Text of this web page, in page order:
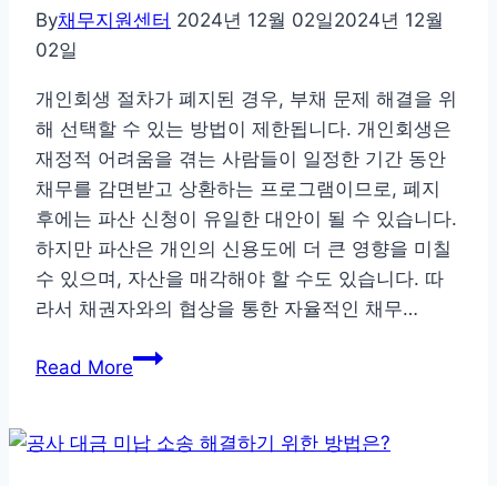
르
가
지
핵
심
기
준
과
절
By채무지원센터 2024년 12월 02일2024년 12월
02일
개인회생 절차가 폐지된 경우, 부채 문제 해결을 위
해 선택할 수 있는 방법이 제한됩니다. 개인회생은
재정적 어려움을 겪는 사람들이 일정한 기간 동안
채무를 감면받고 상환하는 프로그램이므로, 폐지
후에는 파산 신청이 유일한 대안이 될 수 있습니다.
하지만 파산은 개인의 신용도에 더 큰 영향을 미칠
수 있으며, 자산을 매각해야 할 수도 있습니다. 따
라서 채권자와의 협상을 통한 자율적인 채무…
Read More개
생